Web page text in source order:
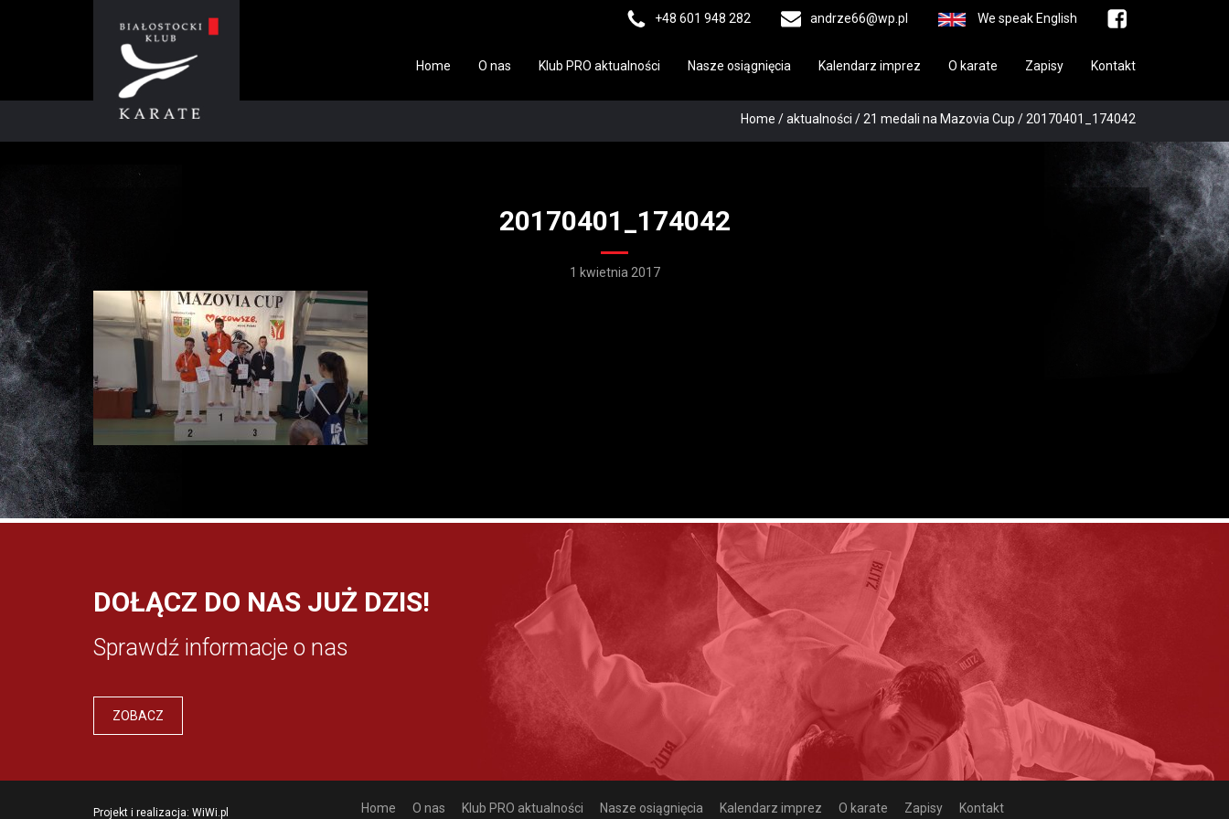
+48 601 948 282 andrze66@wp.pl We speak English
Home O nas Klub PRO aktualności Nasze osiągnięcia Kalendarz imprez O karate Zapisy Kontakt
Home /aktualności /21 medali na Mazovia Cup /20170401_174042
20170401_174042
1 kwietnia 2017
DOŁĄCZ DO NAS JUŻ DZIS!
Sprawdź informacje o nas
ZOBACZ
Home O nas Klub PRO aktualności Nasze osiągnięcia Kalendarz imprez O karate Zapisy Kontakt
Projekt i realizacja: WiWi.pl